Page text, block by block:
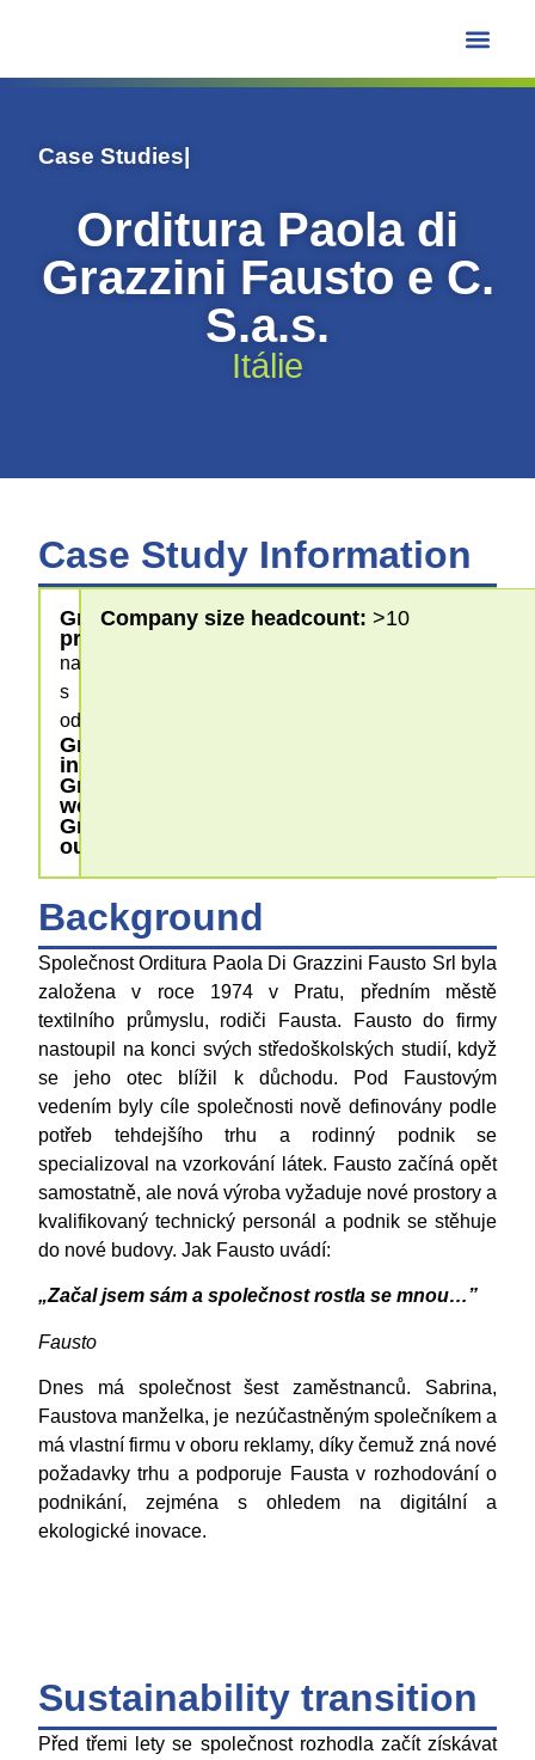
Case Studies
Orditura Paola di
Grazzini Fausto e C.
S.a.s.
Itálie
Case Study Information
Greening
processes
nakládání
s
odpady
Greening
input
Greening
workplace
Greening
outputs
Company size headcount: >10
Background
Společnost Orditura Paola Di Grazzini Fausto Srl byla
založena v roce 1974 v Pratu, předním městě
textilního průmyslu, rodiči Fausta. Fausto do firmy
nastoupil na konci svých středoškolských studií, když
se jeho otec blížil k důchodu. Pod Faustovým
vedením byly cíle společnosti nově definovány podle
potřeb tehdejšího trhu a rodinný podnik se
specializoval na vzorkování látek. Fausto začíná opět
samostatně, ale nová výroba vyžaduje nové prostory a
kvalifikovaný technický personál a podnik se stěhuje
do nové budovy. Jak Fausto uvádí:
„Začal jsem sám a společnost rostla se mnou…”
Fausto
Dnes má společnost šest zaměstnanců. Sabrina,
Faustova manželka, je nezúčastněným společníkem a
má vlastní firmu v oboru reklamy, díky čemuž zná nové
požadavky trhu a podporuje Fausta v rozhodování o
podnikání, zejména s ohledem na digitální a
ekologické inovace.
Sustainability transition
Před třemi lety se společnost rozhodla začít získávat